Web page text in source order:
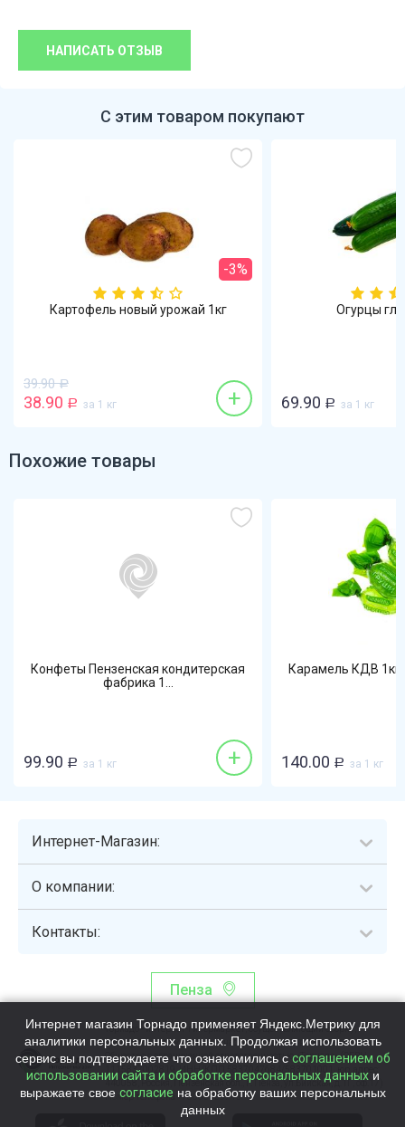
НАПИСАТЬ ОТЗЫВ
С этим товаром покупают
новый урожай 1кг
за 1 кг
Огурцы гладкие 1кг
69.90 Р за 1 кг
Похожие товары
Конфеты Пензенская кондитерская
фабрика 1...
99.90 Р за 1 кг +
Карамель КДВ 1кг
140.00 Р за 1 кг
Интернет-Магазин:
О компании:
Контакты:
Пенза
Торнадо - интернет-гипермаркет, осуществляющий сборку,
выдачу и доставку готовых наборов продуктов питания.
Общество с ограниченной ответственностью «Торнадо» (ОГРН
1115837002819, ИНН/КПП 5837047684/583701001, юр. адрес:
440058, Россия, Пензенская обл., г. Пенза, ул.Бийская, д.1Г, оф.17)
Номер телефона +78003339713
Интернет магазин Торнадо применяет Яндекс.Метрику для
аналитики персональных данных. Продолжая использовать
сервис вы подтверждаете что ознакомились с соглашением об
использовании сайта и обработке персональных данныхи
выражаете свое согласие на обработку ваших персональных
данных